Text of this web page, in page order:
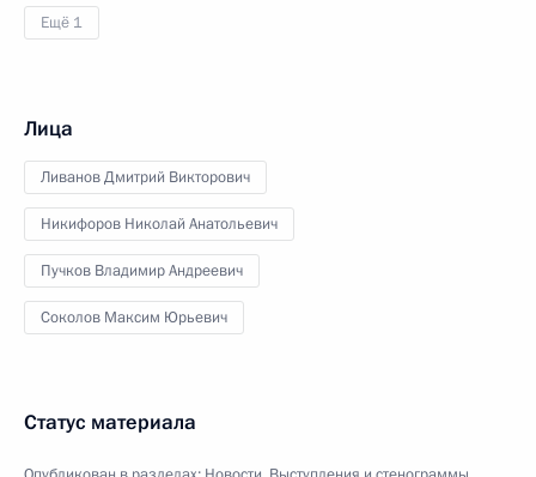
Ещё 1
Лица
Ливанов Дмитрий Викторович
Никифоров Николай Анатольевич
Пучков Владимир Андреевич
Соколов Максим Юрьевич
Статус материала